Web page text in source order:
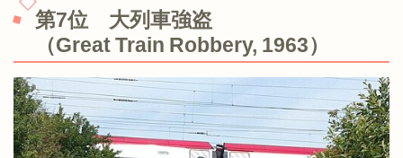
第7位 大列車強盗
（Great Train Robbery, 1963）